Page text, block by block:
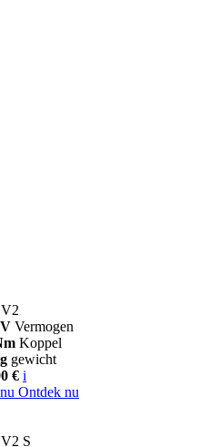
Vermogen
Koppel
gewicht
€ i
Ontdek nu
S